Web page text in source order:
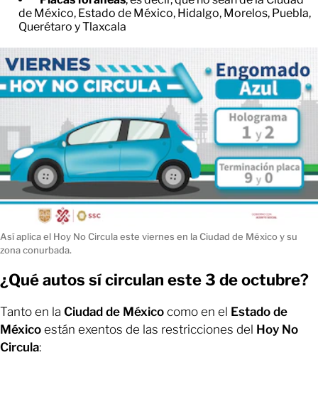
de México, Estado de México, Hidalgo, Morelos, Puebla,
Querétaro y Tlaxcala
Así aplica el Hoy No Circula este viernes en la Ciudad de México y su
zona conurbada.
¿Qué autos sí circulan este 3 de octubre?
Tanto en la Ciudad de México como en el Estado de
México están exentos de las restricciones del Hoy No
Circula: